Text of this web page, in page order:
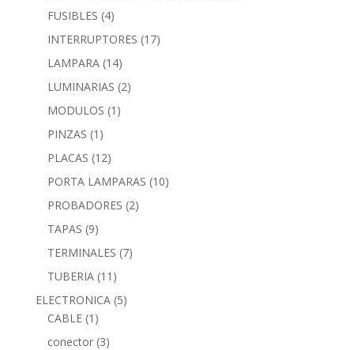
FUSIBLES (4)
INTERRUPTORES (17)
LAMPARA (14)
LUMINARIAS (2)
MODULOS (1)
PINZAS (1)
PLACAS (12)
PORTA LAMPARAS (10)
PROBADORES (2)
TAPAS (9)
TERMINALES (7)
TUBERIA (11)
ELECTRONICA (5)
CABLE (1)
conector (3)